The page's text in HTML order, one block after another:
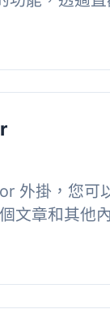
外掛，您可
文章和其他